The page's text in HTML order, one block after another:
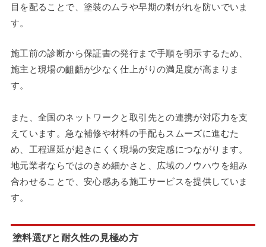
目を配ることで、塗装のムラや早期の剥がれを防いでいま
す。
施工前の診断から保証書の発行まで手順を明示するため、
施主と現場の齟齬が少なく仕上がりの満足度が高まりま
す。
また、全国のネットワークと取引先との連携が対応力を支
えています。急な補修や材料の手配もスムーズに進むた
め、工程遅延が起きにくく現場の安定感につながります。
地元業者ならではのきめ細かさと、広域のノウハウを組み
合わせることで、安心感ある施工サービスを提供していま
す。
塗料選びと耐久性の見極め方